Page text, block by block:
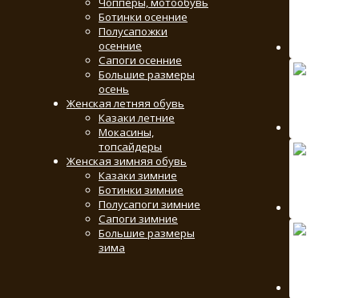
Ботинки осенние
Полусапожки
осенние
Сапоги осенние
Большие размеры
осень
Женская летняя обувь
Казаки летние
Мокасины,
топсайдеры
Женская зимняя обувь
Казаки зимние
Ботинки зимние
Полусапоги зимние
Сапоги зимние
Большие размеры
зима